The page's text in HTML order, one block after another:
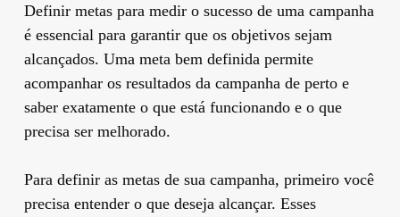
Definir metas para medir o sucesso de uma campanha
é essencial para garantir que os objetivos sejam
alcançados. Uma meta bem definida permite
acompanhar os resultados da campanha de perto e
saber exatamente o que está funcionando e o que
precisa ser melhorado.
Para definir as metas de sua campanha, primeiro você
precisa entender o que deseja alcançar. Esses